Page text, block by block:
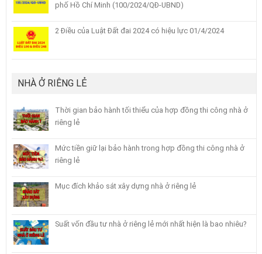
phố Hồ Chí Minh (100/2024/QĐ-UBND)
2 Điều của Luật Đất đai 2024 có hiệu lực 01/4/2024
NHÀ Ở RIÊNG LẺ
Thời gian bảo hành tối thiểu của hợp đồng thi công nhà ở
riêng lẻ
Mức tiền giữ lại bảo hành trong hợp đồng thi công nhà ở
riêng lẻ
Mục đích khảo sát xây dựng nhà ở riêng lẻ
Suất vốn đầu tư nhà ở riêng lẻ mới nhất hiện là bao nhiêu?